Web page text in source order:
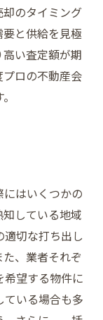
のタイミング
と供給を見極
い査定額が期
ロの不動産会
はいくつかの
している地域
切な打ち出し
、業者それぞ
望する物件に
いる場合も多